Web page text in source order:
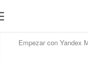
Empezar con Yandex